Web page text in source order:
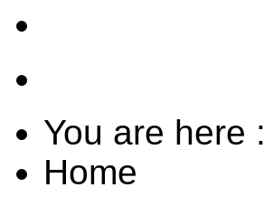
You are here :
Home